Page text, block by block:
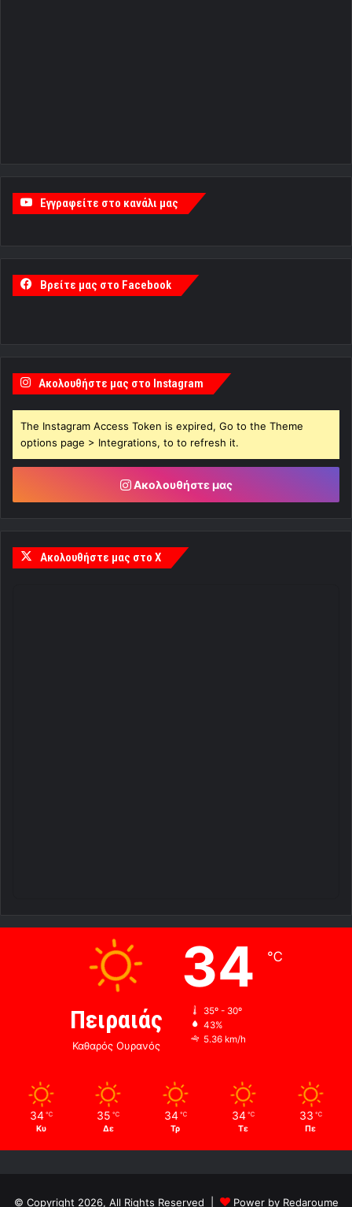
Εγγραφείτε στο κανάλι μας
Βρείτε μας στο Facebook
Ακολουθήστε μας στο Instagram
The Instagram Access Token is expired, Go to the Theme
options page > Integrations, to to refresh it.
Ακολουθήστε μας
Ακολουθήστε μας στο X
Πειραιάς
Καθαρός Ουρανός
34 ℃
35º - 30º
43%
5.36 km/h
34 ℃
Κυ
35 ℃
Δε
34 ℃
Τρ
34 ℃
Τε
33 ℃
Πε
© Copyright 2026, All Rights Reserved | Power by Redaroume